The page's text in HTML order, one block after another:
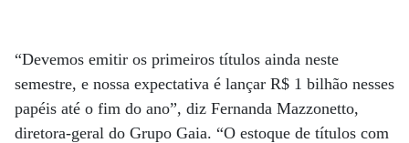
“Devemos emitir os primeiros títulos ainda neste
semestre, e nossa expectativa é lançar R$ 1 bilhão nesses
papéis até o fim do ano”, diz Fernanda Mazzonetto,
diretora-geral do Grupo Gaia. “O estoque de títulos com